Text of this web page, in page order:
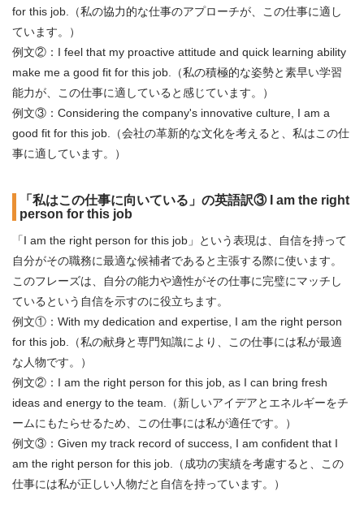
for this job.（私の協力的な仕事のアプローチが、この仕事に適し
ています。）
例文②：I feel that my proactive attitude and quick learning ability
make me a good fit for this job.（私の積極的な姿勢と素早い学習
能力が、この仕事に適していると感じています。）
例文③：Considering the company's innovative culture, I am a
good fit for this job.（会社の革新的な文化を考えると、私はこの仕
事に適しています。）
「私はこの仕事に向いている」の英語訳③ I am the right
person for this job
「I am the right person for this job」という表現は、自信を持って
自分がその職務に最適な候補者であると主張する際に使います。
このフレーズは、自分の能力や適性がその仕事に完璧にマッチし
ているという自信を示すのに役立ちます。
例文①：With my dedication and expertise, I am the right person
for this job.（私の献身と専門知識により、この仕事には私が最適
な人物です。）
例文②：I am the right person for this job, as I can bring fresh
ideas and energy to the team.（新しいアイデアとエネルギーをチ
ームにもたらせるため、この仕事には私が適任です。）
例文③：Given my track record of success, I am confident that I
am the right person for this job.（成功の実績を考慮すると、この
仕事には私が正しい人物だと自信を持っています。）